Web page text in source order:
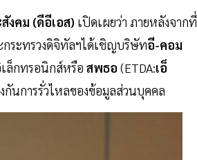
คม (ดีอีเอส) เปิดเผยว่า ภายหลังจากที่
ระทรวงดิจิทัลฯได้เชิญบริษัทอี-คอม
ล็กทรอนิกส์หรือ สพธอ (ETDA:เอ็
กันการรั่วไหลของข้อมูลส่วนบุคคล